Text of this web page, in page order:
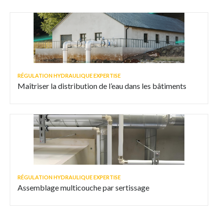
RÉGULATION HYDRAULIQUE EXPERTISE
Maîtriser la distribution de l’eau dans les bâtiments
RÉGULATION HYDRAULIQUE EXPERTISE
Assemblage multicouche par sertissage